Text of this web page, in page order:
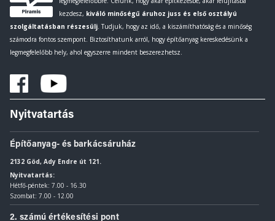
kezdesz, kiváló minőségű áruhoz juss és első osztályú
szolgáltatásban részesülj . Tudjuk, hogy az idő, a kiszámíthatóság és a minőség
számodra fontos szempont. Biztosíthatunk arról, hogy építőanyag kereskedésünk a
legmegfelelőbb hely, ahol egyszerre mindent beszerezhetsz.
Nyitvatartás
Építőanyag- és barkácsáruház
2132 Göd, Ady Endre út 121.
Nyitvatartás:
Hétfő-péntek: 7.00 - 16.30
Szombat: 7.00 - 12.00
2. számú értékesítési pont